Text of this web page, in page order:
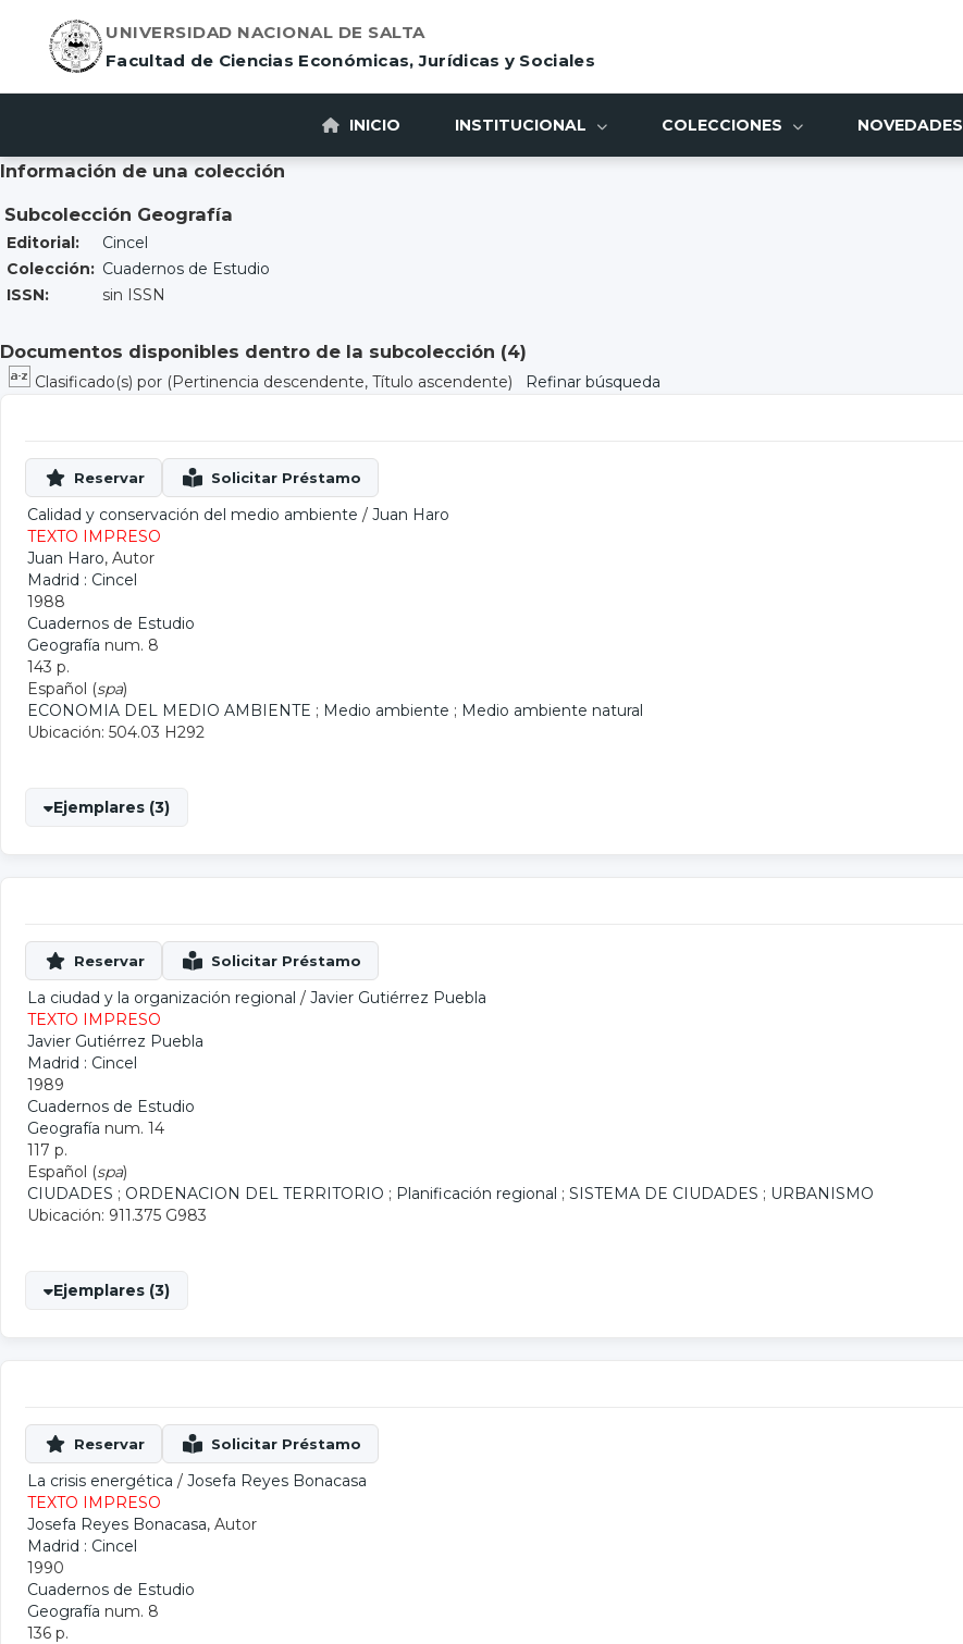
UNIVERSIDAD NACIONAL DE SALTA
Facultad de Ciencias Económicas, Jurídicas y Sociales
INICIO INSTITUCIONAL COLECCIONES NOVEDADES
Información de una colección
Subcolección Geografía
Editorial:
Cincel
Colección: Cuadernos de Estudio
ISSN:
sin ISSN
Documentos disponibles dentro de la subcolección (4)
Clasificado(s) por (Pertinencia descendente, Título ascendente) Refinar búsqueda
Calidad y conservación del medio ambiente / Juan Haro
TEXTO IMPRESO
Juan Haro, Autor
Madrid : Cincel
1988
Cuadernos de Estudio
Geografía num. 8
143 p.
Español (spa)
ECONOMIA DEL MEDIO AMBIENTE ; Medio ambiente ; Medio ambiente natural
Ubicación: 504.03 H292
Ejemplares (3)
La ciudad y la organización regional / Javier Gutiérrez Puebla
TEXTO IMPRESO
Javier Gutiérrez Puebla
Madrid : Cincel
1989
Cuadernos de Estudio
Geografía num. 14
117 p.
Español (spa)
CIUDADES ; ORDENACION DEL TERRITORIO ; Planificación regional ; SISTEMA DE CIUDADES ; URBANISMO
Ubicación: 911.375 G983
Ejemplares (3)
La crisis energética / Josefa Reyes Bonacasa
TEXTO IMPRESO
Josefa Reyes Bonacasa, Autor
Madrid : Cincel
1990
Cuadernos de Estudio
Geografía num. 8
136 p.